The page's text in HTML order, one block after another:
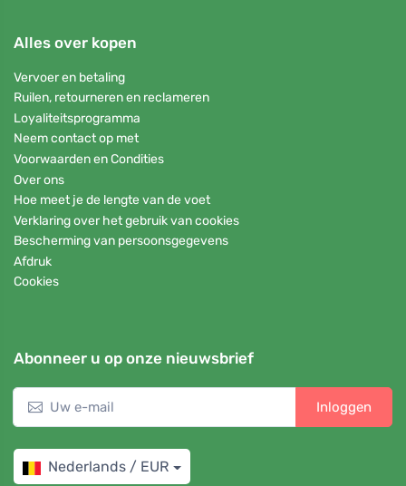
Alles over kopen
Vervoer en betaling
Ruilen, retourneren en reclameren
Loyaliteitsprogramma
Neem contact op met
Voorwaarden en Condities
Over ons
Hoe meet je de lengte van de voet
Verklaring over het gebruik van cookies
Bescherming van persoonsgegevens
Afdruk
Cookies
Abonneer u op onze nieuwsbrief
Inloggen
Nederlands / EUR